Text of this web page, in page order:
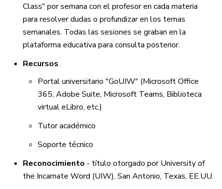
Class" por semana con el profesor en cada materia
para resolver dudas o profundizar en los temas
semanales. Todas las sesiones se graban en la
plataforma educativa para consulta posterior.
Recursos
Portal universitario "GoUIW" (Microsoft Office
365, Adobe Suite, Microsoft Teams, Biblioteca
virtual eLibro, etc.)
Tutor académico
Soporte técnico
Reconocimiento - título otorgado por University of
the Incarnate Word (UIW), San Antonio, Texas, EE.UU.